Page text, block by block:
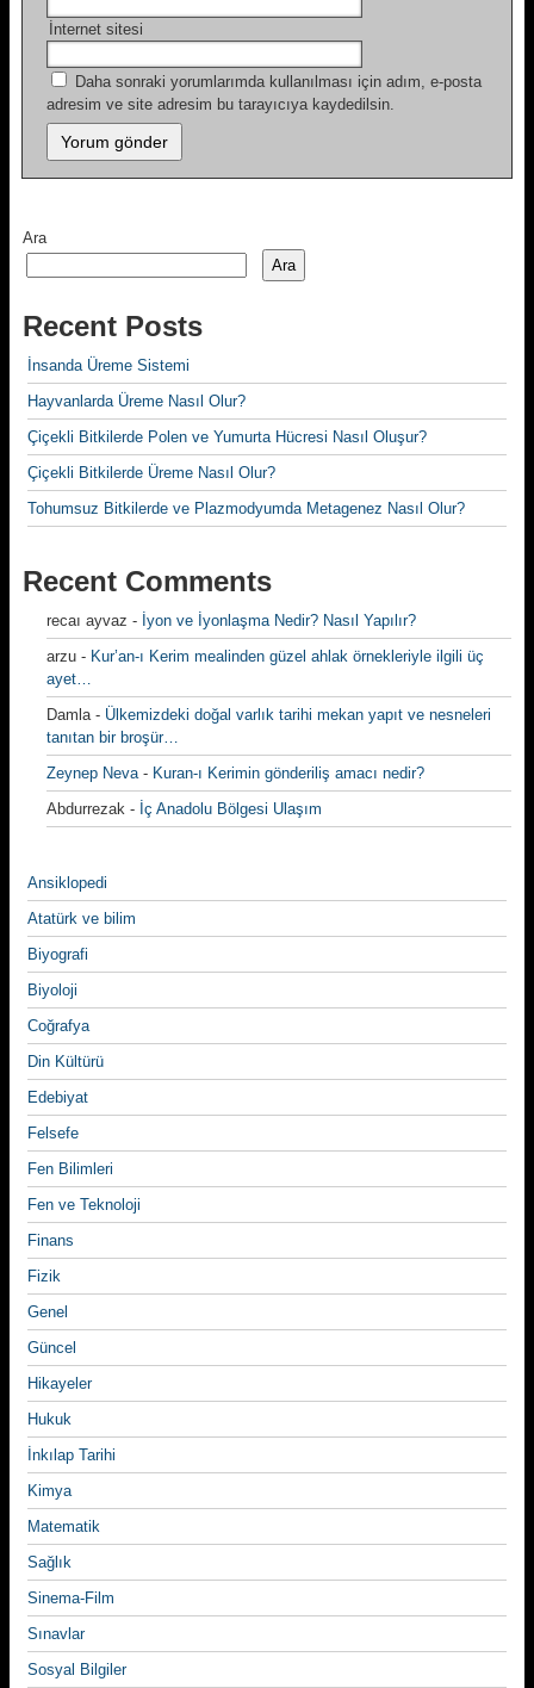
İnternet sitesi
Daha sonraki yorumlarımda kullanılması için adım, e-posta
adresim ve site adresim bu tarayıcıya kaydedilsin.
Ara
Ara
Recent Posts
İnsanda Üreme Sistemi
Hayvanlarda Üreme Nasıl Olur?
Çiçekli Bitkilerde Polen ve Yumurta Hücresi Nasıl Oluşur?
Çiçekli Bitkilerde Üreme Nasıl Olur?
Tohumsuz Bitkilerde ve Plazmodyumda Metagenez Nasıl Olur?
Recent Comments
recaı ayvaz - İyon ve İyonlaşma Nedir? Nasıl Yapılır?
arzu - Kur’an-ı Kerim mealinden güzel ahlak örnekleriyle ilgili üç
ayet…
Damla- Ülkemizdeki doğal varlık tarihi mekan yapıt ve nesneleri
tanıtan bir broşür…
Zeynep Neva- Kuran-ı Kerimin gönderiliş amacı nedir?
Abdurrezak - İç Anadolu Bölgesi Ulaşım
Ansiklopedi
Atatürk ve bilim
Biyografi
Biyoloji
Coğrafya
Din Kültürü
Edebiyat
Felsefe
Fen Bilimleri
Fen ve Teknoloji
Finans
Fizik
Genel
Güncel
Hikayeler
Hukuk
İnkılap Tarihi
Kimya
Matematik
Sağlık
Sinema-Film
Sınavlar
Sosyal Bilgiler